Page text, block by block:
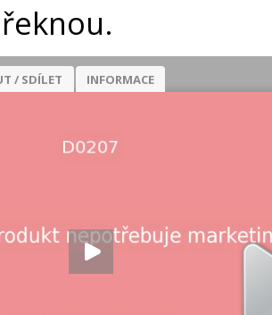
/ SDÍLET INFORMACE